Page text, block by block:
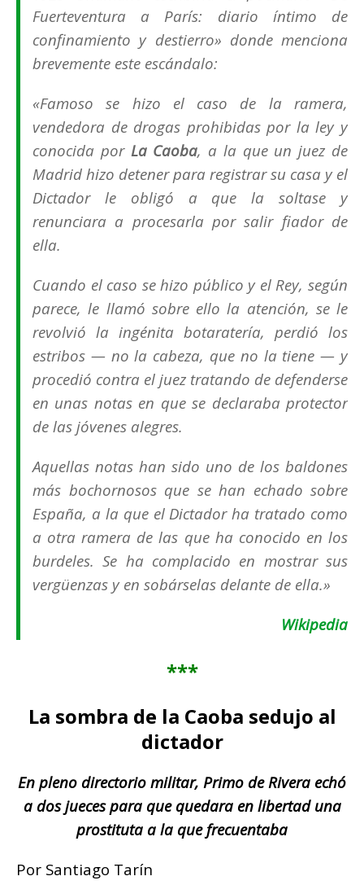
Fuerteventura a París: diario íntimo de
confinamiento y destierro» donde menciona
brevemente este escándalo:​
«Famoso se hizo el caso de la ramera,
vendedora de drogas prohibidas por la ley y
conocida por La Caoba, a la que un juez de
Madrid hizo detener para registrar su casa y el
Dictador le obligó a que la soltase y
renunciara a procesarla por salir fiador de
ella.
Cuando el caso se hizo público y el Rey, según
parece, le llamó sobre ello la atención, se le
revolvió la ingénita botaratería, perdió los
estribos — no la cabeza, que no la tiene — y
procedió contra el juez tratando de defenderse
en unas notas en que se declaraba protector
de las jóvenes alegres.
Aquellas notas han sido uno de los baldones
más bochornosos que se han echado sobre
España, a la que el Dictador ha tratado como
a otra ramera de las que ha conocido en los
burdeles. Se ha complacido en mostrar sus
vergüenzas y en sobárselas delante de ella.»
Wikipedia
***
La sombra de la Caoba sedujo al
dictador
En pleno directorio militar, Primo de Rivera echó
a dos jueces para que quedara en libertad una
prostituta a la que frecuentaba
Por Santiago Tarín